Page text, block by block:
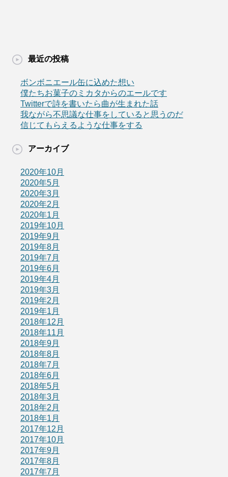
最近の投稿
ボンボニエール缶に込めた想い
僕たちお菓子のミカタからのエールです
Twitterで詩を書いたら曲が生まれた話
我ながら不思議な仕事をしていると思うのだ
信じてもらえるような仕事をする
アーカイブ
2020年10月
2020年5月
2020年3月
2020年2月
2020年1月
2019年10月
2019年9月
2019年8月
2019年7月
2019年6月
2019年4月
2019年3月
2019年2月
2019年1月
2018年12月
2018年11月
2018年9月
2018年8月
2018年7月
2018年6月
2018年5月
2018年3月
2018年2月
2018年1月
2017年12月
2017年10月
2017年9月
2017年8月
2017年7月